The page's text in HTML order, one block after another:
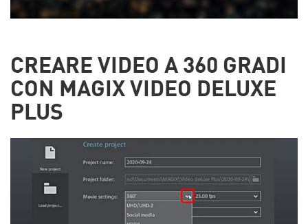
CREARE VIDEO A 360 GRADI
CON MAGIX VIDEO DELUXE
PLUS